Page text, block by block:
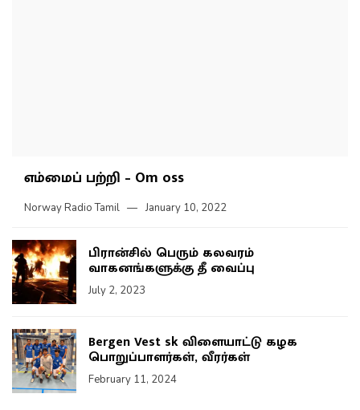
எம்மைப் பற்றி – Om oss
Norway Radio Tamil January 10, 2022
பிரான்சில் பெரும் கலவரம்
வாகனங்களுக்கு தீ வைப்பு
July 2, 2023
Bergen Vest sk விளையாட்டு கழக
பொறுப்பாளர்கள், வீரர்கள்
February 11, 2024